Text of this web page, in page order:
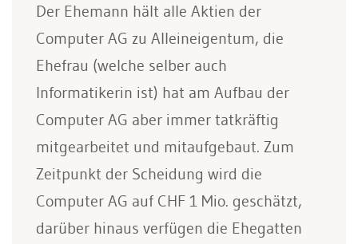
Der Ehemann hält alle Aktien der
Computer AG zu Alleineigentum, die
Ehefrau (welche selber auch
Informatikerin ist) hat am Aufbau der
Computer AG aber immer tatkräftig
mitgearbeitet und mitaufgebaut. Zum
Zeitpunkt der Scheidung wird die
Computer AG auf CHF 1 Mio. geschätzt,
darüber hinaus verfügen die Ehegatten